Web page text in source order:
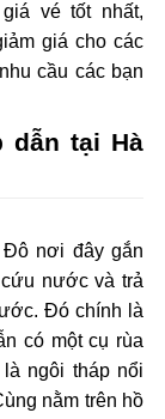
vé tốt nhất,
giá cho các
cầu các bạn
dẫn tại Hà
nơi đây gắn
nước và trả
Đó chính là
có một cụ rùa
ngôi tháp nổi
nằm trên hồ